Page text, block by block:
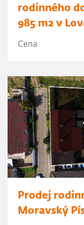
rodinného
985 m2 v
Cena
Prodej
Moravský